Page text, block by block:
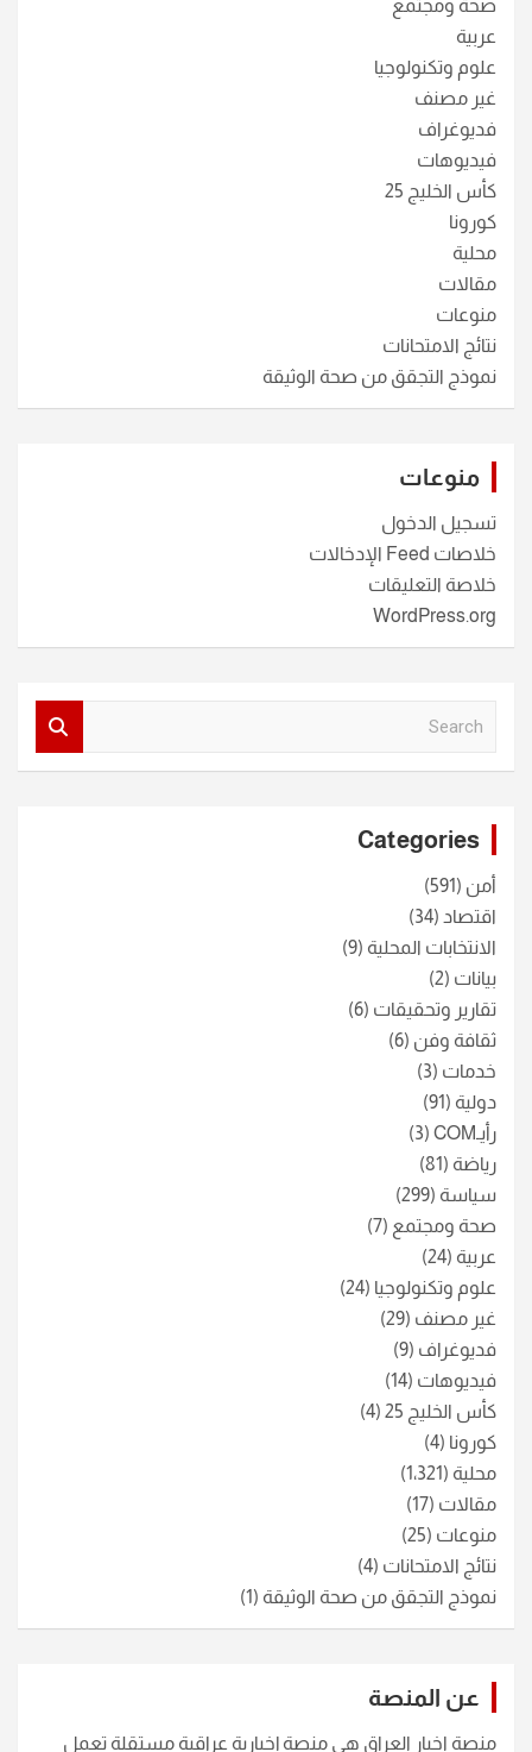
صحة ومجتمع
عربية
علوم وتكنولوجيا
غير مصنف
فديوغراف
فيديوهات
كأس الخليج 25
كورونا
محلية
مقالات
منوعات
نتائج الامتحانات
نموذج التجقق من صحة الوثيقة
منوعات
تسجيل الدخول
خلاصات Feed الإدخالات
خلاصة التعليقات
WordPress.org
Categories
أمن (591)
اقتصاد (34)
الانتخابات المحلية (9)
بيانات (2)
تقارير وتحقيقات (6)
ثقافة وفن (6)
خدمات (3)
دولية (91)
رأيـCOM
(3)
رياضة (81)
سياسة (299)
صحة ومجتمع (7)
عربية (24)
علوم وتكنولوجيا (24)
غير مصنف (29)
فديوغراف (9)
فيديوهات (14)
كأس الخليج 25
(4)
كورونا (4)
محلية (1٬321)
مقالات (17)
منوعات (25)
نتائج الامتحانات (4)
نموذج التجقق من صحة الوثيقة (1)
عن المنصة
منصة اخبار العراق هي منصة إخبارية عراقية مستقلة تعمل